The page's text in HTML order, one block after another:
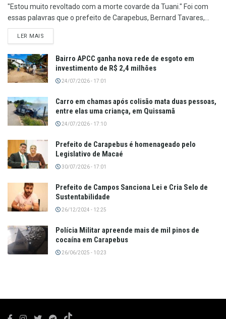
"Estou muito revoltado com a morte covarde da Tuani." Foi com
essas palavras que o prefeito de Carapebus, Bernard Tavares,...
LER MAIS
Bairro APCC ganha nova rede de esgoto em
investimento de R$ 2,4 milhões
24/07/2026 - 17:01
Carro em chamas após colisão mata duas pessoas,
entre elas uma criança, em Quissamã
24/07/2026 - 17:10
Prefeito de Carapebus é homenageado pelo
Legislativo de Macaé
30/07/2026 - 17:01
Prefeito de Campos Sanciona Lei e Cria Selo de
Sustentabilidade
26/12/2024 - 12:25
Polícia Militar apreende mais de mil pinos de
cocaína em Carapebus
26/06/2025 - 10:23